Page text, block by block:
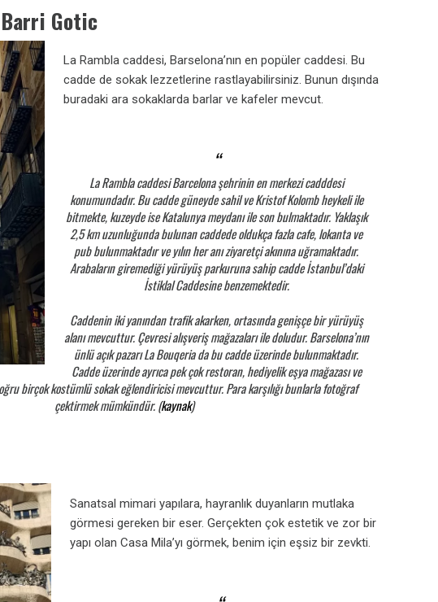
Gotic
La Rambla caddesi, Barselona’nın en popüler caddesi. Bu
cadde de sokak lezzetlerine rastlayabilirsiniz. Bunun dışında
buradaki ara sokaklarda barlar ve kafeler mevcut.
La Rambla caddesi Barcelona şehrinin en merkezi cadddesi
konumundadır. Bu cadde güneyde sahil ve Kristof Kolomb heykeli ile
bitmekte, kuzeyde ise Katalunya meydanı ile son bulmaktadır. Yaklaşık
2,5 km uzunluğunda bulunan caddede oldukça fazla cafe, lokanta ve
pub bulunmaktadır ve yılın her anı ziyaretçi akınına uğramaktadır.
Arabaların giremediği yürüyüş parkuruna sahip cadde İstanbul’daki
İstiklal Caddesine benzemektedir.
Caddenin iki yanından trafik akarken, ortasında genişçe bir yürüyüş
alanı mevcuttur. Çevresi alışveriş mağazaları ile doludur. Barselona’nın
ünlü açık pazarı La Bouqeria da bu cadde üzerinde bulunmaktadır.
Cadde üzerinde ayrıca pek çok restoran, hediyelik eşya mağazası ve
birçok kostümlü sokak eğlendiricisi mevcuttur. Para karşılığı bunlarla fotoğraf
çektirmek mümkündür. (kaynak)
Sanatsal mimari yapılara, hayranlık duyanların mutlaka
görmesi gereken bir eser. Gerçekten çok estetik ve zor bir
yapı olan Casa Mila’yı görmek, benim için eşsiz bir zevkti.